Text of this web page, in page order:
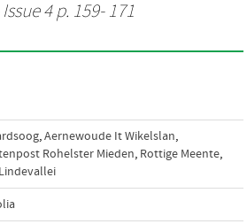
4 p. 159- 171
,Aernewoude It Wikelslan,
Rohelster Mieden, Rottige Meente,